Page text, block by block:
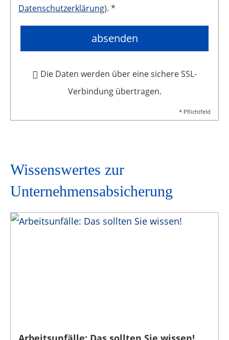
Datenschutzerklärung). *
absenden
Die Daten werden über eine sichere SSL-
Verbindung übertragen.
* Pflichtfeld
Wissenswertes zur
Unternehmens­absicherung